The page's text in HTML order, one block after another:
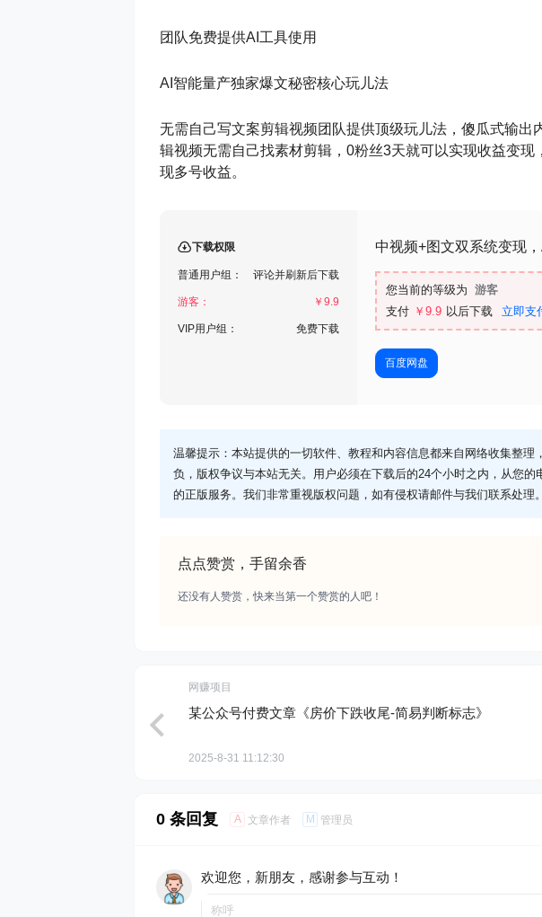
团队免费提供AI工具使用
AI智能量产独家爆文秘密核心玩儿法
无需自己写文案剪辑视频团队提供顶级玩儿法，傻瓜式输
辑视频无需自己找素材剪辑，0粉丝3天就可以实现收益变
现多号收益。
下载权限
普通用户组： 评论并刷新后下载
游客： ￥ 9.9
VIP用户组： 免费下载
中视频+图文双系统变现
您当前的等级为 游客
支付 ￥9.9 以后下载 立即支
百度网盘
温馨提示：本站提供的一切软件、教程和内容信息都来自网络收集整
负，版权争议与本站无关。用户必须在下载后的24个小时之内，从您
的正版服务。我们非常重视版权问题，如有侵权请邮件与我们联系处理
点点赞赏，手留余香
还没有人赞赏，快来当第一个赞赏的人吧！
网赚项目
某公众号付费文章《房价下跌收尾-简易判断标志》
2025-8-31 11:12:30
0 条回复 A 文章作者 M 管理员
欢迎您，新朋友，感谢参与互动！